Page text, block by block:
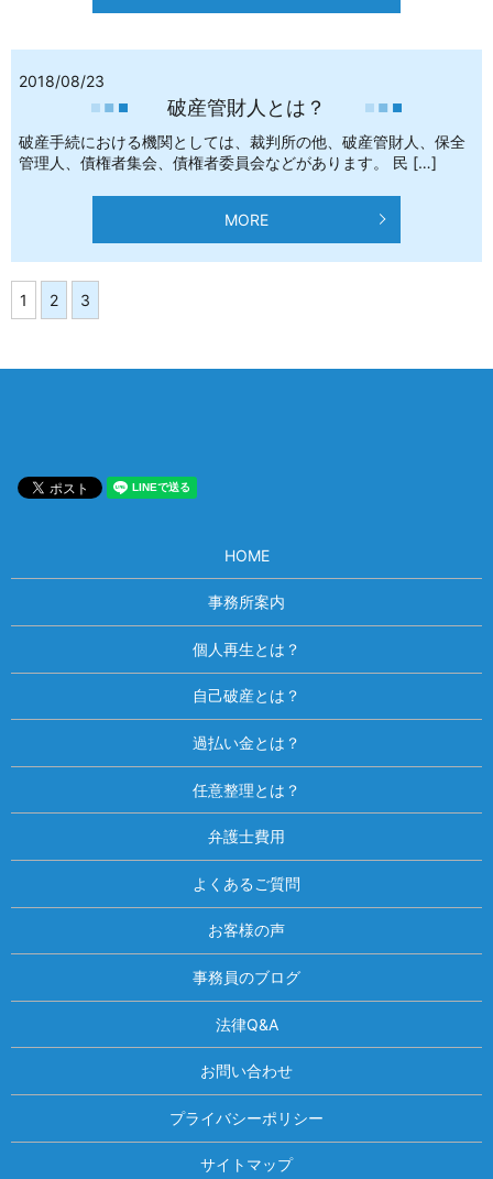
2018/08/23
破産管財人とは？
破産手続における機関としては、裁判所の他、破産管財人、保全
管理人、債権者集会、債権者委員会などがあります。 民 […]
MORE
1 2 3
HOME
事務所案内
個人再生とは？
自己破産とは？
過払い金とは？
任意整理とは？
弁護士費用
よくあるご質問
お客様の声
事務員のブログ
法律Q&A
お問い合わせ
プライバシーポリシー
サイトマップ